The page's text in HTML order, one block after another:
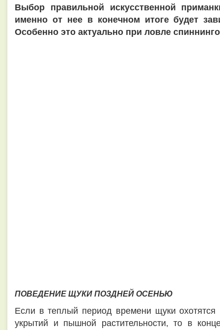
Выбор правильной искусственной
именно от нее в конечном итоге будет
Особенно это актуально при ловле
ПОВЕДЕНИЕ ЩУКИ ПОЗДНЕЙ ОСЕНЬЮ
Если в теплый период времени щуки
укрытий и пышной растительности, то в